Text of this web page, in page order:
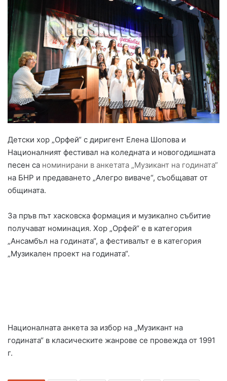
Детски хор „Орфей“ с диригент Елена Шопова и
Националният фестивал на коледната и новогодишната
песен са номинирани в анкетата „Музикант на годината“
на БНР и предаването „Алегро виваче“, съобщават от
общината.
За пръв път хасковска формация и музикално събитие
получават номинация. Хор „Орфей“ е в категория
„Ансамбъл на годината“, а фестивалът е в категория
„Музикален проект на годината“.
Националната анкета за избор на „Музикант на
годината“ в класическите жанрове се провежда от 1991
г.